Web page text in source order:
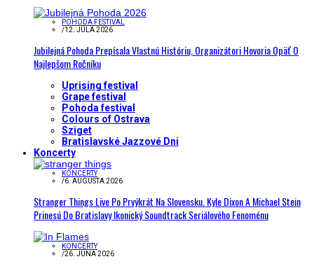
POHODA FESTIVAL
/12. JÚLA 2026
Jubilejná Pohoda Prepísala Vlastnú Históriu, Organizátori Hovoria Opäť O
Najlepšom Ročníku
Uprising festival
Grape festival
Pohoda festival
Colours of Ostrava
Sziget
Bratislavské Jazzové Dni
Koncerty
KONCERTY
/6. AUGUSTA 2026
Stranger Things Live Po Prvýkrát Na Slovensku. Kyle Dixon A Michael Stein
Prinesú Do Bratislavy Ikonický Soundtrack Seriálového Fenoménu
KONCERTY
/26. JÚNA 2026